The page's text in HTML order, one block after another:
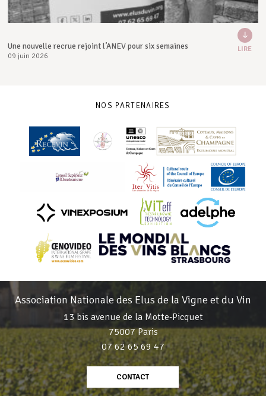
Une nouvelle recrue rejoint l’ANEV pour six semaines
09 juin 2026
LIRE
NOS PARTENAIRES
Association Nationale des Elus de la Vigne et du Vin
13 bis avenue de la Motte-Picquet
75007 Paris
07 62 65 69 47
CONTACT